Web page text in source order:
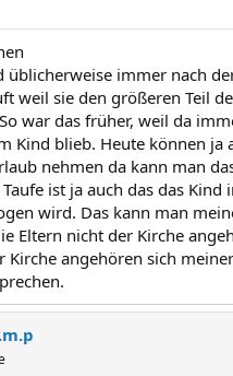
üblicherweise immer nach
weil sie den größeren Teil
war das früher, weil da
Kind blieb. Heute können ja
nehmen da kann man
ist ja auch das das Kind
wird. Das kann man
Eltern nicht der Kirche
Kirche angehören sich